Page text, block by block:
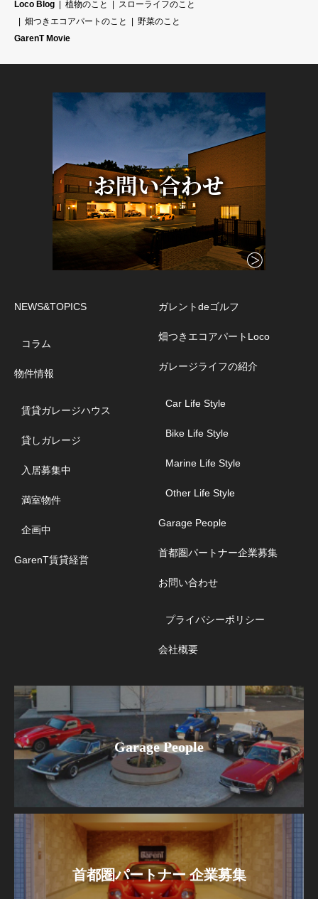
Loco Blog
植物のこと
スローライフのこと
畑つきエコアパートのこと
野菜のこと
GarenT Movie
NEWS&TOPICS
コラム
物件情報
賃貸ガレージハウス
貸しガレージ
入居募集中
満室物件
企画中
GarenT賃貸経営
ガレントdeゴルフ
畑つきエコアパートLoco
ガレージライフの紹介
Car Life Style
Bike Life Style
Marine Life Style
Other Life Style
Garage People
首都圏パートナー企業募集
お問い合わせ
プライバシーポリシー
会社概要
Garage People
首都圏パートナー 企業募集